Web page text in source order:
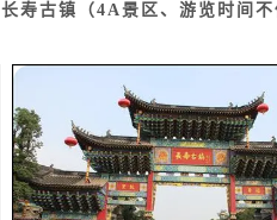
长寿古镇（4A景区、 游览时间不